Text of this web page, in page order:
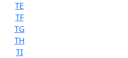
TE
TF
TG
TH
TI